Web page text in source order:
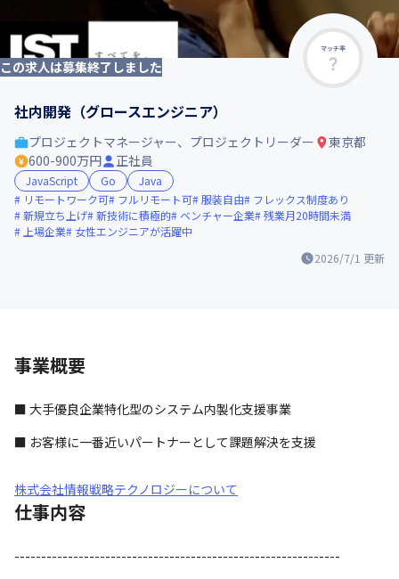
マッチ率
この求人は募集終了しました
社内開発（グロースエンジニア）
2026/7/1 更新
プロジェクトマネージャー、プロジェクトリーダー
東京都
600-900万円
正社員
JavaScript Go
Java
リモートワーク可
フルリモート可 服装自由
フレックス制度あり
新規立ち上げ 新技術に積極的 ベンチャー企業 残業月20時間未満
上場企業
女性エンジニアが活躍中
事業概要
■ 大手優良企業特化型のシステム内製化支援事業
■ お客様に一番近いパートナーとして課題解決を支援
株式会社情報戦略テクノロジーについて
仕事内容
-------------------------------------------------------------